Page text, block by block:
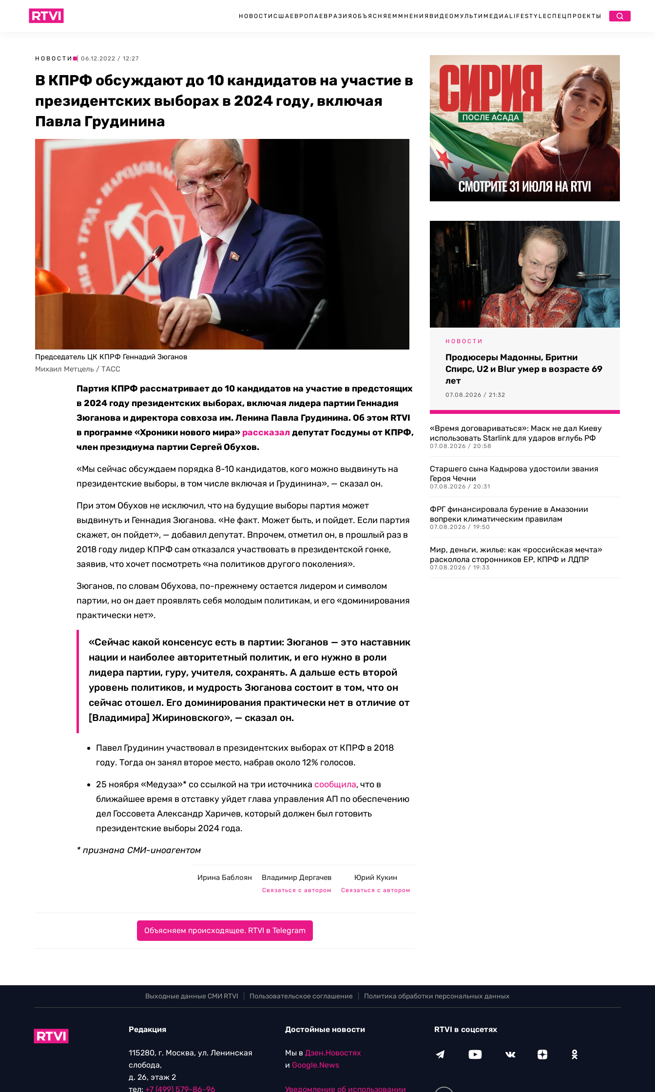
НОВОСТИ США ЕВРОПА ЕВРАЗИЯ ОБЪЯСНЯЕМ МНЕНИЯ ВИДЕО МУЛЬТИМЕДИА LIFESTYLEСПЕЦПРОЕКТЫ
НОВОСТИ | 06.12.2022 / 12:27
В КПРФ обсуждают до 10 кандидатов на участие в
президентских выборах в 2024 году, включая
Павла Грудинина
Председатель ЦК КПРФ Геннадий Зюганов
Михаил Метцель / ТАСС
Партия КПРФ рассматривает до 10 кандидатов на участие в предстоящих
в 2024 году президентских выборах, включая лидера партии Геннадия
Зюганова и директора совхоза им. Ленина Павла Грудинина. Об этом RTVI
в программе «Хроники нового мира» рассказалдепутат Госдумы от КПРФ,
член президиума партии Сергей Обухов.
«Мы сейчас обсуждаем порядка 8-10 кандидатов, кого можно выдвинуть на
президентские выборы, в том числе включая и Грудинина», — сказал он.
При этом Обухов не исключил, что на будущие выборы партия может
выдвинуть и Геннадия Зюганова. «Не факт. Может быть, и пойдет. Если партия
скажет, он пойдет», — добавил депутат. Впрочем, отметил он, в прошлый раз в
2018 году лидер КПРФ сам отказался участвовать в президентской гонке,
заявив, что хочет посмотреть «на политиков другого поколения».
Зюганов, по словам Обухова, по-прежнему остается лидером и символом
партии, но он дает проявлять себя молодым политикам, и его «доминирования
практически нет».
«Сейчас какой консенсус есть в партии: Зюганов — это наставник
нации и наиболее авторитетный политик, и его нужно в роли
лидера партии, гуру, учителя, сохранять. А дальше есть второй
уровень политиков, и мудрость Зюганова состоит в том, что он
сейчас отошел. Его доминирования практически нет в отличие от
[Владимира] Жириновского», — сказал он.
Павел Грудинин участвовал в президентских выборах от КПРФ в 2018
году. Тогда он занял второе место, набрав около 12% голосов.
25 ноября «Медуза»* со ссылкой на три источника сообщила, что в
ближайшее время в отставку уйдет глава управления АП по обеспечению
дел Госсовета Александр Харичев, который должен был готовить
президентские выборы 2024 года.
* признана СМИ-иноагентом
Ирина Баблоян Владимир Дергачев
Связаться с автором
Юрий Кукин
Связаться с автором
Объясняем происходящее. RTVI в Telegram
НОВОСТИ
Продюсеры Мадонны, Бритни
Спирс, U2 и Blur умер в возрасте 69
лет
07.08.2026 / 21:32
«Время договариваться»: Маск не дал Киеву
использовать Starlink для ударов вглубь РФ
07.08.2026 / 20:58
Старшего сына Кадырова удостоили звания
Героя Чечни
07.08.2026 / 20:31
ФРГ финансировала бурение в Амазонии
вопреки климатическим правилам
07.08.2026 / 19:50
Мир, деньги, жилье: как «российская мечта»
расколола сторонников ЕР, КПРФ и ЛДПР
07.08.2026 / 19:33
Выходные данные СМИ RTVI Пользовательское соглашение Политика обработки персональных данных
Редакция
115280, г. Москва, ул. Ленинская
слобода,
д. 26, этаж 2
тел: +7 (499) 579-86-96
Достойные новости
Мы в Дзен.Новостях
и Google.News
Уведомление об использовании
RTVI в соцсетях